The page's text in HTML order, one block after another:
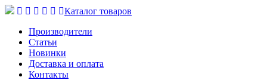
Каталог товаров
Производители
Статьи
Новинки
Доставка и оплата
Контакты